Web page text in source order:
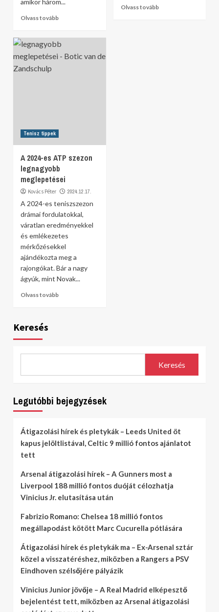
amikor három...
Olvass tovább
Olvass tovább
Tenisz tippek
A 2024-es ATP szezon
legnagyobb
meglepetései
Kovács Péter 2024.12.17.
A 2024-es teniszszezon
drámai fordulatokkal,
váratlan eredményekkel
és emlékezetes
mérkőzésekkel
ajándékozta meg a
rajongókat. Bár a nagy
ágyúk, mint Novak...
Olvass tovább
Keresés
Keresés
Legutóbbi bejegyzések
Átigazolási hírek és pletykák – Leeds United öt
kapus jelöltlistával, Celtic 9 millió fontos ajánlatot
tett
Arsenal átigazolási hírek – A Gunners most a
Liverpool 188 millió fontos duóját célozhatja
Vinicius Jr. elutasítása után
Fabrizio Romano: Chelsea 18 millió fontos
megállapodást kötött Marc Cucurella pótlására
Átigazolási hírek és pletykák ma – Ex-Arsenal sztár
közel a visszatéréshez, miközben a Rangers a PSV
Eindhoven szélsőjére pályázik
Vinicius Junior jövője – A Real Madrid elképesztő
bejelentést tett, miközben az Arsenal átigazolási